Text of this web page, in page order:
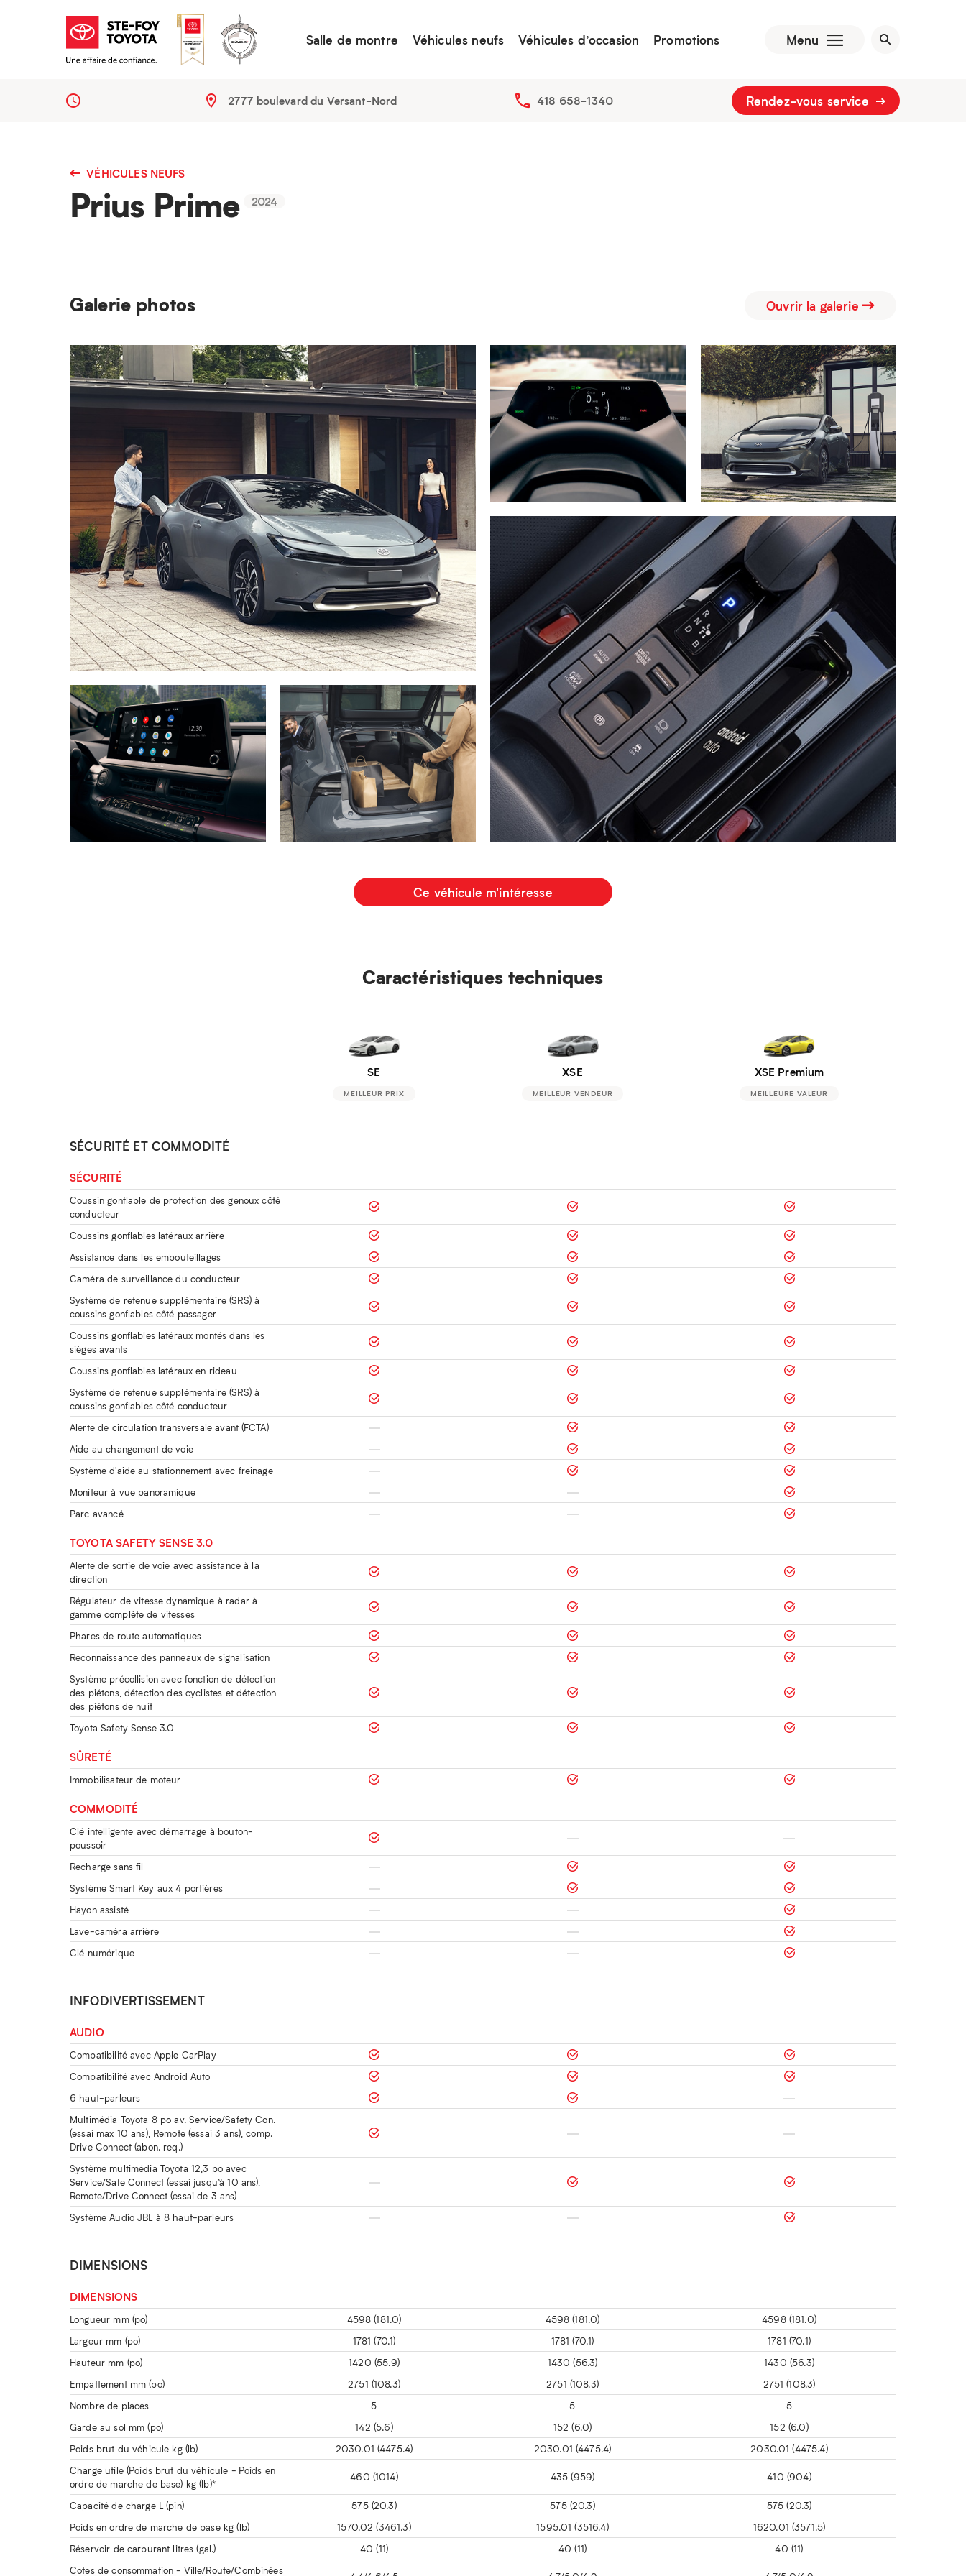
Salle de montre Véhicules neufs Véhicules d’occasion Promotions Menu
2777 boulevard du Versant-Nord 418 658-1340 Rendez-vous service
VÉHICULES NEUFS
Prius Prime 2024
Galerie photos Ouvrir la galerie
Ce véhicule m'intéresse
Caractéristiques techniques
SE
MEILLEUR PRIX
XSE
MEILLEUR VENDEUR
XSE Premium
MEILLEURE VALEUR
SÉCURITÉ ET COMMODITÉ
SÉCURITÉ
Coussin gonflable de protection des genoux côté
conducteur
Coussins gonflables latéraux arrière
Assistance dans les embouteillages
Caméra de surveillance du conducteur
Système de retenue supplémentaire (SRS) à
coussins gonflables côté passager
Coussins gonflables latéraux montés dans les
sièges avants
Coussins gonflables latéraux en rideau
Système de retenue supplémentaire (SRS) à
coussins gonflables côté conducteur
Alerte de circulation transversale avant (FCTA)
Aide au changement de voie
Système d'aide au stationnement avec freinage
Moniteur à vue panoramique
Parc avancé
TOYOTA SAFETY SENSE 3.0
Alerte de sortie de voie avec assistance à la
direction
Régulateur de vitesse dynamique à radar à
gamme complète de vitesses
Phares de route automatiques
Reconnaissance des panneaux de signalisation
Système précollision avec fonction de détection
des piétons, détection des cyclistes et détection
des piétons de nuit
Toyota Safety Sense 3.0
SÛRETÉ
Immobilisateur de moteur
COMMODITÉ
Clé intelligente avec démarrage à bouton-
poussoir
Recharge sans fil
Système Smart Key aux 4 portières
Hayon assisté
Lave-caméra arrière
Clé numérique
INFODIVERTISSEMENT
AUDIO
Compatibilité avec Apple CarPlay
Compatibilité avec Android Auto
6 haut-parleurs
Multimédia Toyota 8 po av. Service/Safety Con.
(essai max 10 ans), Remote (essai 3 ans), comp.
Drive Connect (abon. req.)
Système multimédia Toyota 12,3 po avec
Service/Safe Connect (essai jusqu’à 10 ans),
Remote/Drive Connect (essai de 3 ans)
Système Audio JBL à 8 haut-parleurs
DIMENSIONS
DIMENSIONS
Longueur mm (po) 4598 (181.0) 4598 (181.0)
4598 (181.0)
Largeur mm (po)
1781 (70.1) 1781 (70.1)
1781 (70.1)
Hauteur mm (po)
1420 (55.9) 1430 (56.3)
1430 (56.3)
Empattement mm (po)
2751 (108.3) 2751 (108.3)
2751 (108.3)
Nombre de places
5 5
5
Garde au sol mm (po)
142 (5.6) 152 (6.0)
152 (6.0)
Poids brut du véhicule kg (lb)
2030.01 (4475.4) 2030.01 (4475.4)
2030.01 (4475.4)
Charge utile (Poids brut du véhicule - Poids en
ordre de marche de base) kg (lb)*
460 (1014) 435 (959) 410 (904)
Capacité de charge L (pin) 575 (20.3) 575 (20.3)
575 (20.3)
Poids en ordre de marche de base kg (lb)
1570.02 (3461.3) 1595.01 (3516.4)
1620.01 (3571.5)
Réservoir de carburant litres (gal.)
40 (11) 40 (11)
40 (11)
Cotes de consommation - Ville/Route/Combinées